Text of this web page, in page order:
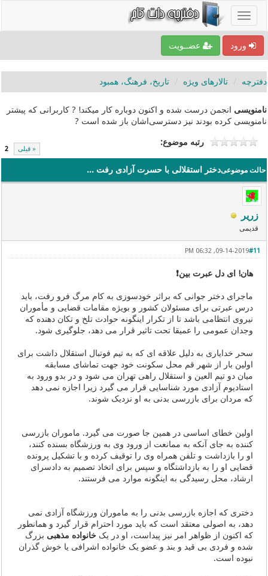
ورود عضــویت
دفترچه تالارهای ویژه تاریخ، فرهنگ، همبود
نامنویسی انجمن درست شده و اکنون دوباره کار میکند! ? کاربرانی که پیشتر
نامنویسی کرده بودند نیز دسترسی‌اشان باز شده است ?
« قبلی 2
رتبه موضوع:
حالت موضوعیدختر استقلالی با حسرت آزادی رفت ...
زریر
قدیمی
#11
09-14-2019, 06:32 PM
هان! ای دل عبرت ‌بین❗️
ماجرای دختر جوانی که براثر خودسوزی به کام مرگ فرو رفت، باید
درس عبرتی برای مسئولان کشور و بویژه مقامات قضایی و مأموران
نیروی انتظامی باشد تا از تکرار اینگونه حوادث تلخ و تکان دهنده که
وجدان عمومی را عمیقا تحت تاثیر قرار می دهد، جلوگیری شود.
سحر خدایاری به دلیل علاقه ای که به تیم فوتبال استقلال داشت برای
اولین بار از شهر قم محل سکونت خود جهت تماشای مسابقه
میان دو تیم العین و استقلال راهی تهران می شود و در بدو ورود به
استادیوم آزادی مورد شناسایی قرار می گیرد زیرا اجازه نمی دهد
که مردان برای بازرسی بدنی به او نزدیک شوند.
اولین خطای اساسی در همین جا صورت می گیرد. ماموران بازرسی
کننده به جای آنکه به ممانعت از ورود وی به ورزشگاه بسنده کنند،
او را بازداشت و تلفن همراه وی را توقیف کرده و با تشکیل پرونده
قضایی او را به بازداشتگاه و سپس برای اتخاذ تصمیم به دادسرای
ارشاد، محل رسیدگی به اینگونه موارد می فرستند.
دختری که اجازه بازرسی بدنی را به ماموران ورزشگاه آزادی نمی
دهد، به اصولی معتقد است که باید مورد احترام قرار گیرد و همانطور
که اکنون از ظواهر امر نیز پیداست، او در یکخانواده مذهبی بزرگ
شده و فردی بی قید و بند و عضو یک خانواده اشرافی یا خوش گذران
نبوده است.